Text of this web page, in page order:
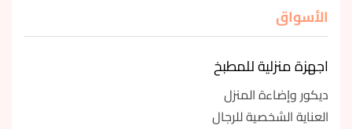
الأسواق
اجهزة منزلية للمطبخ
ديكور وإضاءة المنزل
العناية الشخصية للرجال